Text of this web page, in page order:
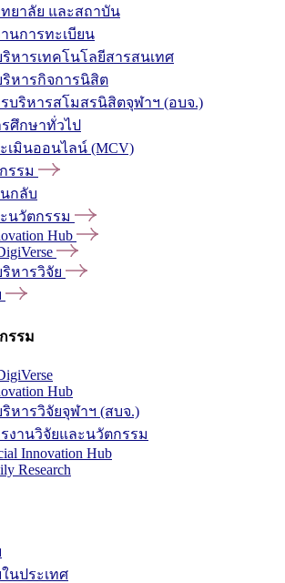
ยาลัย และสถาบัน
นการทะเบียน
หารเทคโนโลยีสารสนเทศ
หารกิจการนิสิต
บริหารสโมสรนิสิตจุฬาฯ (อบจ.)
ศึกษาทั่วไป
เมินออนไลน์ (MCV)
รรม
กลับ
นวัตกรรม
Hub
หารวิจัย
รรม
Hub
หารวิจัยจุฬาฯ (สบจ.)
งานวิจัยและนวัตกรรม
Innovation Hub
Research
นประเทศ